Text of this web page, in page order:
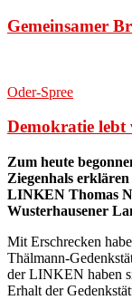
Gemeinsamer
Oder-Spree
Demokratie lebt
Zum heute
Ziegenhals
LINKEN Thomas
Wusterhausener
Mit Erschrecken
Thälmann-
der LINKEN haben
Erhalt der